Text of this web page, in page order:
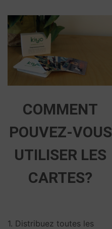
COMMENT
POUVEZ-VOUS
UTILISER LES
CARTES?
1. Distribuez toutes les